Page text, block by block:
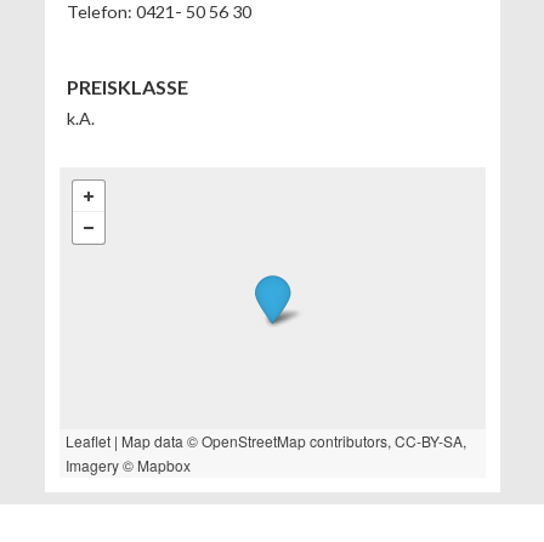
Telefon: 0421- 50 56 30
PREISKLASSE
k.A.
Leaflet| Map data ©OpenStreetMapcontributors, CC-BY-SA,
Imagery © Mapbox